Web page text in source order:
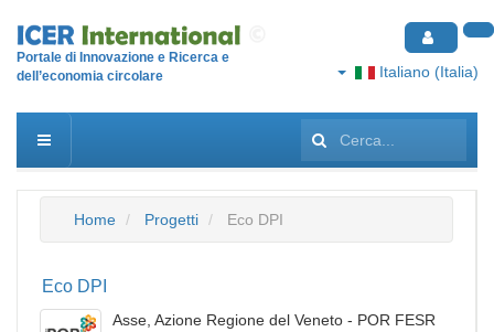
Portale di Innovazione e Ricerca e
dell’economia circolare
Italiano (Italia)
Cerca...
Home Progetti Eco DPI
Eco DPI
Asse, Azione Regione del Veneto - POR FESR